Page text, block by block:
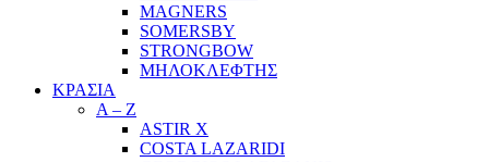
MAGNERS
SOMERSBY
STRONGBOW
ΜΗΛΟΚΛΕΦΤΗΣ
ΚΡΑΣΙΑ
A – Z
ASTIR X
COSTA LAZARIDI